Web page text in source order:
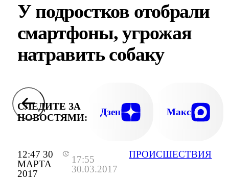
12:47 30
МАРТА
2017
17:55
30.03.2017
ПРОИСШЕСТВИЯ
У подростков отобрали
смартфоны, угрожая
натравить собаку
СЛЕДИТЕ ЗА
НОВОСТЯМИ:
Дзен Макс